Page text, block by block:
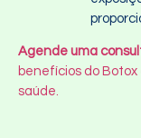
Agende uma
benefícios do
saúde.